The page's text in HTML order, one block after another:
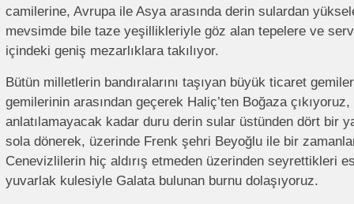
camilerine, Avrupa ile Asya arasında derin sulardan
mevsimde bile taze yeşillikleriyle göz alan tepelere ve servi
içindeki geniş mezarlıklara takılıyor.
Bütün milletlerin bandıralarını taşıyan büyük ticaret
gemilerinin arasından geçerek Haliç’ten Boğaza çıkıyoruz,
anlatılamayacak kadar duru derin sular üstünden dört bir
sola dönerek, üzerinde Frenk şehri Beyoğlu ile bir
Cenevizlilerin hiç aldırış etmeden üzerinden seyrettikleri
yuvarlak kulesiyle Galata bulunan burnu dolaşıyoruz.